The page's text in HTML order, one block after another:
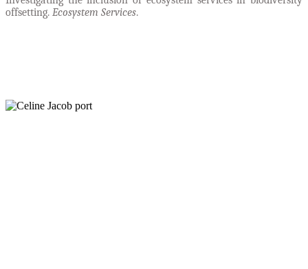
offsetting. Ecosystem Services.